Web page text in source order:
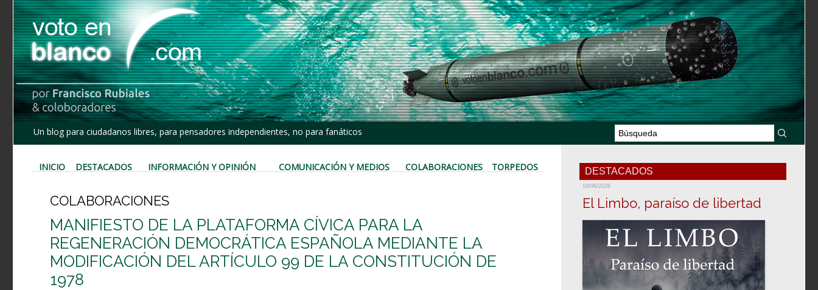
Un blog para ciudadanos libres, para pensadores independientes, no para fanáticos
INICIO DESTACADOS INFORMACIÓN Y OPINIÓN COMUNICACIÓN Y MEDIOS COLABORACIONES TORPEDOS
COLABORACIONES
MANIFIESTO DE LA PLATAFORMA CÍVICA PARA LA
REGENERACIÓN DEMOCRÁTICA ESPAÑOLA MEDIANTE LA
MODIFICACIÓN DEL ARTÍCULO 99 DE LA CONSTITUCIÓN DE
1978
DESTACADOS
18/06/2026
El Limbo, paraíso de libertad